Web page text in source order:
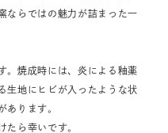
ならではの魅力が詰まった一
。焼成時には、炎による釉薬
生地にヒビが入ったような状
あります。
たら幸いです。